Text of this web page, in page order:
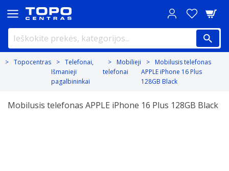
Topocentras
Telefonai,
Išmanieji
pagalbininkai
Mobilieji
telefonai
Mobilusis telefonas
APPLE iPhone 16 Plus
128GB Black
Mobilusis telefonas APPLE iPhone 16 Plus 128GB Black